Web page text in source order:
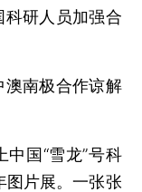
研人员加强合
南极合作谅解
国“雪龙”号科
图片展。一张张